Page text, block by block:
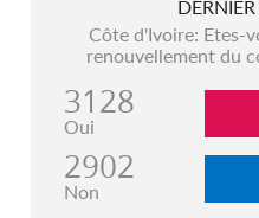
Côte d'Ivoire: Etes-
renouvellement du
3128
Oui
2902
Non